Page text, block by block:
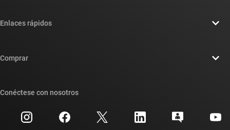
Sala de redacción
Relaciones con los inversionistas
Enlaces rápidos
Búsqueda de referencias cruzadas
Centro de atención al cliente
Comprar
Conéctese con nosotros